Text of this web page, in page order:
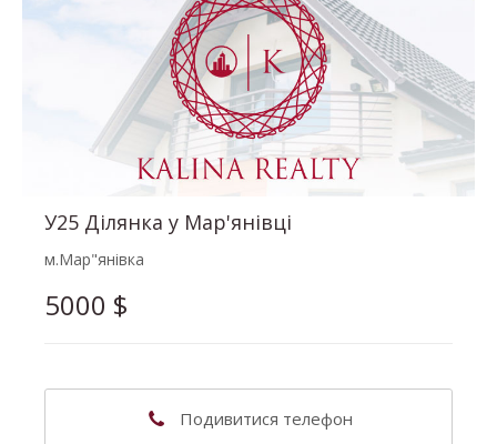
У25 Ділянка у Мар'янівці
м.Мар"янівка
5000 $
(063) 302-41-82
Наталія Володимирівна
Подивитися телефон